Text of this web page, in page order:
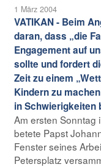
1 März 2004
VATIKAN - Beim
daran, dass „die
Engagement auf
sollte und fordert
Zeit zu einem
Kindern zu
in Schwierigkeiten
Am ersten Sonntag
betete Papst
Fenster seines
Petersplatz